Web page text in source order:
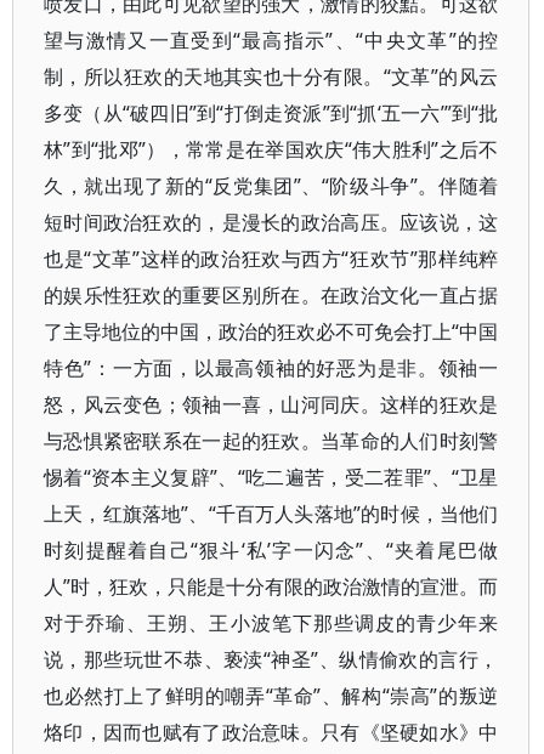
望与激情又一直受到“最高指示”、“中央文革”的控
制，所以狂欢的天地其实也十分有限。“文革”的风云
多变（从“破四旧”到“打倒走资派”到“抓‘五一六’”到“批
林”到“批邓”），常常是在举国欢庆“伟大胜利”之后不
久，就出现了新的“反党集团”、“阶级斗争”。伴随着
短时间政治狂欢的，是漫长的政治高压。应该说，这
也是“文革”这样的政治狂欢与西方“狂欢节”那样纯粹
的娱乐性狂欢的重要区别所在。在政治文化一直占据
了主导地位的中国，政治的狂欢必不可免会打上“中国
特色”：一方面，以最高领袖的好恶为是非。领袖一
怒，风云变色；领袖一喜，山河同庆。这样的狂欢是
与恐惧紧密联系在一起的狂欢。当革命的人们时刻警
惕着“资本主义复辟”、“吃二遍苦，受二茬罪”、“卫星
上天，红旗落地”、“千百万人头落地”的时候，当他们
时刻提醒着自己“狠斗‘私’字一闪念”、“夹着尾巴做
人”时，狂欢，只能是十分有限的政治激情的宣泄。而
对于乔瑜、王朔、王小波笔下那些调皮的青少年来
说，那些玩世不恭、亵渎“神圣”、纵情偷欢的言行，
也必然打上了鲜明的嘲弄“革命”、解构“崇高”的叛逆
烙印，因而也赋有了政治意味。只有《坚硬如水》中